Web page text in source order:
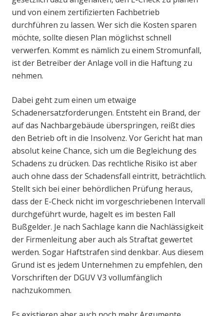
und von einem zertifizierten Fachbetrieb
durchführen zu lassen. Wer sich die Kosten sparen
möchte, sollte diesen Plan möglichst schnell
verwerfen. Kommt es nämlich zu einem Stromunfall,
ist der Betreiber der Anlage voll in die Haftung zu
nehmen.
Dabei geht zum einen um etwaige
Schadenersatzforderungen. Entsteht ein Brand, der
auf das Nachbargebäude überspringen, reißt dies
den Betrieb oft in die Insolvenz. Vor Gericht hat man
absolut keine Chance, sich um die Begleichung des
Schadens zu drücken. Das rechtliche Risiko ist aber
auch ohne dass der Schadensfall eintritt, beträchtlich.
Stellt sich bei einer behördlichen Prüfung heraus,
dass der E-Check nicht im vorgeschriebenen Intervall
durchgeführt wurde, hagelt es im besten Fall
Bußgelder. Je nach Sachlage kann die Nachlässigkeit
der Firmenleitung aber auch als Straftat gewertet
werden. Sogar Haftstrafen sind denkbar. Aus diesem
Grund ist es jedem Unternehmen zu empfehlen, den
Vorschriften der DGUV V3 vollumfänglich
nachzukommen.